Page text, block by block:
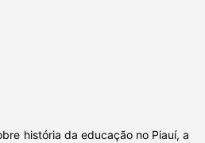
história da educação no Piauí, a